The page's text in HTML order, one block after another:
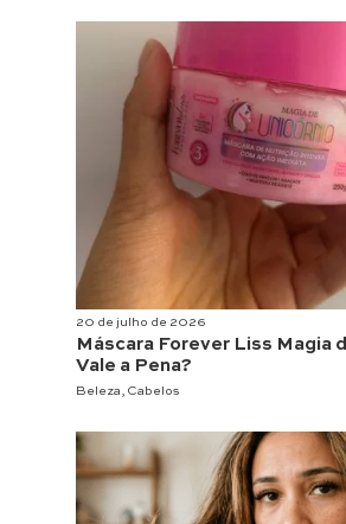
20 de julho de 2026
Máscara Forever Liss Magia
Vale a Pena?
Beleza Cabelos